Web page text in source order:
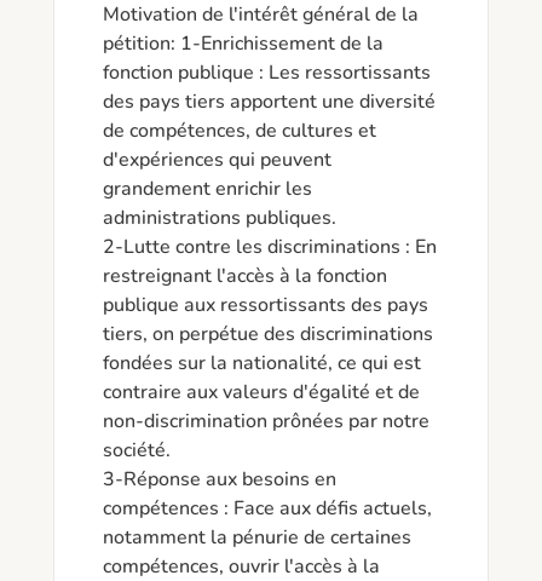
Motivation de l'intérêt général de la
pétition: 1-Enrichissement de la
fonction publique : Les ressortissants
des pays tiers apportent une diversité
de compétences, de cultures et
d'expériences qui peuvent
grandement enrichir les
administrations publiques.
2-Lutte contre les discriminations : En
restreignant l'accès à la fonction
publique aux ressortissants des pays
tiers, on perpétue des discriminations
fondées sur la nationalité, ce qui est
contraire aux valeurs d'égalité et de
non-discrimination prônées par notre
société.
3-Réponse aux besoins en
compétences : Face aux défis actuels,
notamment la pénurie de certaines
compétences, ouvrir l'accès à la